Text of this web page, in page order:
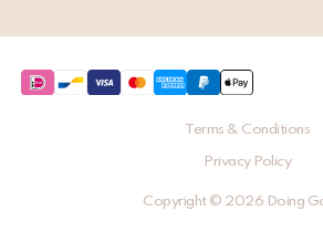
Terms & Conditions
Privacy Policy
Copyright © 2026 Doing